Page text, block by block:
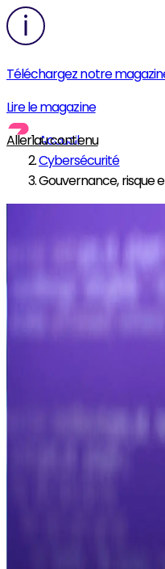
Téléchargez notre
Lire le magazine
Aller au contenu
Accueil
Cybersécurité
Gouvernance, risque